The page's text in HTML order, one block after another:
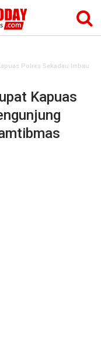
Polres Sekadau Imbau
Kapuas